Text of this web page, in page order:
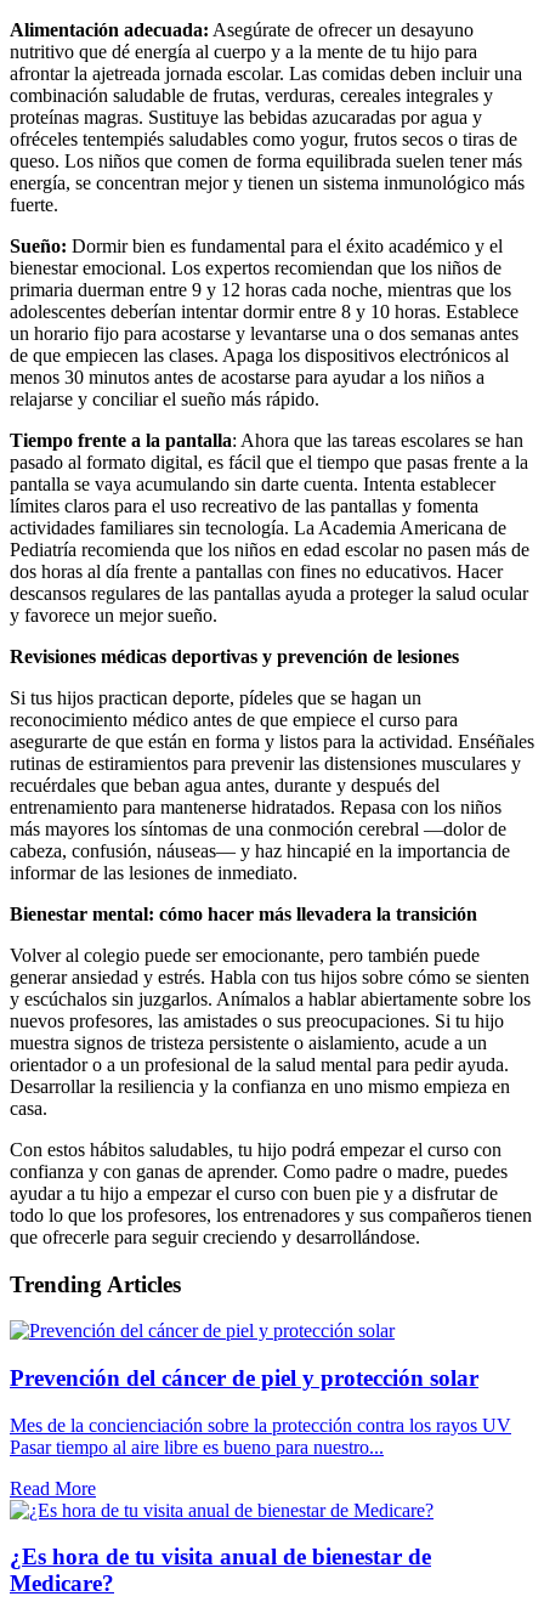
Alimentación adecuada: Asegúrate de ofrecer un desayuno
nutritivo que dé energía al cuerpo y a la mente de tu hijo para
afrontar la ajetreada jornada escolar. Las comidas deben incluir una
combinación saludable de frutas, verduras, cereales integrales y
proteínas magras. Sustituye las bebidas azucaradas por agua y
ofréceles tentempiés saludables como yogur, frutos secos o tiras de
queso. Los niños que comen de forma equilibrada suelen tener más
energía, se concentran mejor y tienen un sistema inmunológico más
fuerte.
Sueño: Dormir bien es fundamental para el éxito académico y el
bienestar emocional. Los expertos recomiendan que los niños de
primaria duerman entre 9 y 12 horas cada noche, mientras que los
adolescentes deberían intentar dormir entre 8 y 10 horas. Establece
un horario fijo para acostarse y levantarse una o dos semanas antes
de que empiecen las clases. Apaga los dispositivos electrónicos al
menos 30 minutos antes de acostarse para ayudar a los niños a
relajarse y conciliar el sueño más rápido.
Tiempo frente a la pantalla: Ahora que las tareas escolares se han
pasado al formato digital, es fácil que el tiempo que pasas frente a la
pantalla se vaya acumulando sin darte cuenta. Intenta establecer
límites claros para el uso recreativo de las pantallas y fomenta
actividades familiares sin tecnología. La Academia Americana de
Pediatría recomienda que los niños en edad escolar no pasen más de
dos horas al día frente a pantallas con fines no educativos. Hacer
descansos regulares de las pantallas ayuda a proteger la salud ocular
y favorece un mejor sueño.
Revisiones médicas deportivas y prevención de lesiones
Si tus hijos practican deporte, pídeles que se hagan un
reconocimiento médico antes de que empiece el curso para
asegurarte de que están en forma y listos para la actividad. Enséñales
rutinas de estiramientos para prevenir las distensiones musculares y
recuérdales que beban agua antes, durante y después del
entrenamiento para mantenerse hidratados. Repasa con los niños
más mayores los síntomas de una conmoción cerebral —dolor de
cabeza, confusión, náuseas— y haz hincapié en la importancia de
informar de las lesiones de inmediato.
Bienestar mental: cómo hacer más llevadera la transición
Volver al colegio puede ser emocionante, pero también puede
generar ansiedad y estrés. Habla con tus hijos sobre cómo se sienten
y escúchalos sin juzgarlos. Anímalos a hablar abiertamente sobre los
nuevos profesores, las amistades o sus preocupaciones. Si tu hijo
muestra signos de tristeza persistente o aislamiento, acude a un
orientador o a un profesional de la salud mental para pedir ayuda.
Desarrollar la resiliencia y la confianza en uno mismo empieza en
casa.
Con estos hábitos saludables, tu hijo podrá empezar el curso con
confianza y con ganas de aprender. Como padre o madre, puedes
ayudar a tu hijo a empezar el curso con buen pie y a disfrutar de
todo lo que los profesores, los entrenadores y sus compañeros tienen
que ofrecerle para seguir creciendo y desarrollándose.
Trending Articles
Prevención del cáncer de piel y protección solar
Mes de la concienciación sobre la protección contra los rayos UV
Pasar tiempo al aire libre es bueno para nuestro...
Read More
¿Es hora de tu visita anual de bienestar de
Medicare?